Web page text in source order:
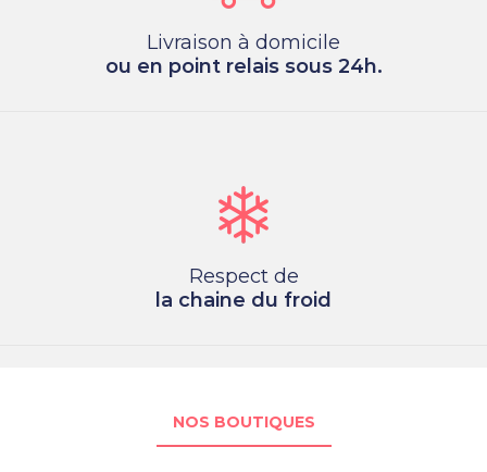
Livraison à domicile
ou en point relais sous 24h.
Respect de
la chaine du froid
NOS BOUTIQUES